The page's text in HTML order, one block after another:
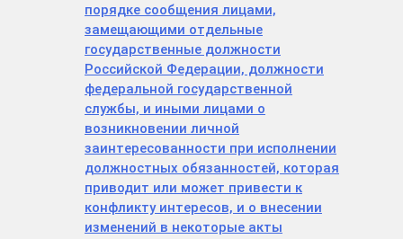
порядке сообщения лицами,
замещающими отдельные
государственные должности
Российской Федерации, должности
федеральной государственной
службы, и иными лицами о
возникновении личной
заинтересованности при исполнении
должностных обязанностей, которая
приводит или может привести к
конфликту интересов, и о внесении
изменений в некоторые акты